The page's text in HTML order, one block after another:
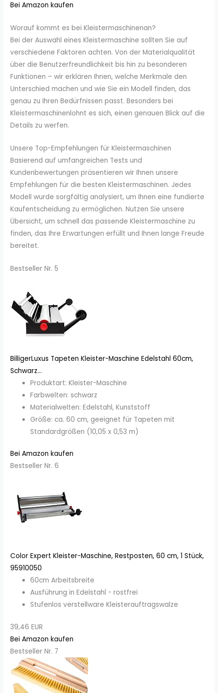
Bei Amazon kaufen
Worauf kommt es bei Kleistermaschinenan?
Bei der Auswahl eines Kleistermaschine sollten Sie auf
verschiedene Faktoren achten. Von der Materialqualität
über die Benutzerfreundlichkeit bis hin zu besonderen
Funktionen – wir erklären Ihnen, welche Merkmale den
Unterschied machen und wie Sie ein Modell finden, das
genau zu Ihren Bedürfnissen passt. Besonders bei
Kleistermaschinenlohnt es sich, einen genauen Blick auf die
Details zu werfen.
Unsere Top-Empfehlungen für Kleistermaschinen
Basierend auf umfangreichen Tests und
Kundenbewertungen präsentieren wir Ihnen unsere
Empfehlungen für die besten Kleistermaschinen. Jedes
Modell wurde sorgfältig analysiert, um Ihnen eine fundierte
Kaufentscheidung zu ermöglichen. Nutzen Sie unsere
Übersicht, um schnell das passende Kleistermaschine zu
finden, das Ihre Erwartungen erfüllt und Ihnen lange Freude
bereitet.
Bestseller Nr. 5
BilligerLuxus Tapeten Kleister-Maschine Edelstahl 60cm,
Schwarz...
Produktart: Kleister-Maschine
Farbwelten: schwarz
Materialwelten: Edelstahl, Kunststoff
Größe: ca. 60 cm, geeignet für Tapeten mit
Standardgrößen (10,05 x 0,53 m)
Bei Amazon kaufen
Bestseller Nr. 6
Color Expert Kleister-Maschine, Restposten, 60 cm, 1 Stück,
95910050
60cm Arbeitsbreite
Ausführung in Edelstahl - rostfrei
Stufenlos verstellware Kleisterauftragswalze
39,46 EUR
Bei Amazon kaufen
Bestseller Nr. 7